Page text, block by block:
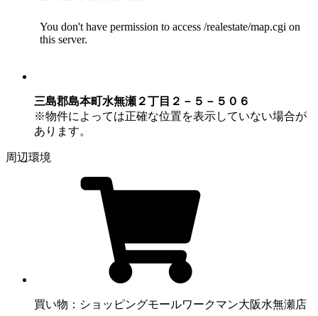
三島郡島本町水無瀬２丁目２－５－５０６
※物件によっては正確な位置を表示していない場合が
あります。
周辺環境
買い物：ショッピングモールワークマン大阪水無瀬店